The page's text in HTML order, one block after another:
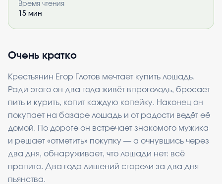
Время чтения
15 мин
Очень кратко
Крестьянин Егор Глотов мечтает купить лошадь.
Ради этого он два года живёт впроголодь, бросает
пить и курить, копит каждую копейку. Наконец он
покупает на базаре лошадь и от радости ведёт её
домой. По дороге он встречает знакомого мужика
и решает «отметить» покупку — а очнувшись через
два дня, обнаруживает, что лошади нет: всё
пропито. Два года лишений сгорели за два дня
пьянства.